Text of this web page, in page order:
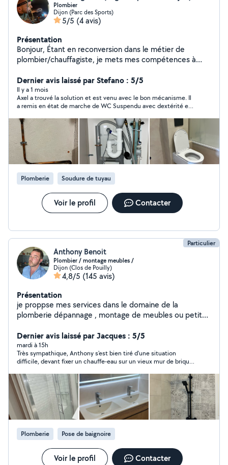
Plombier
Dijon (Parc des Sports)
5/5 (4 avis)
Présentation
Bonjour, Étant en reconversion dans le métier de
plombier/chauffagiste, je mets mes compétences à
polyvalent, je suis également à l'aise dans différents
domaines afin de m'adapter au mieux à vos demandes.
N'hésitez pas à me contacter ! Au plaisir, Axel
Dernier avis laissé par Stefano : 5/5
Il y a 1 mois
Axel a trouvé la solution et est venu avec le bon mécanisme. Il
a remis en état de marche de WC Suspendu avec dextérité et
des anciens mécanisme Nous sommes vraiment satisfaits et
nous Recommandons Prix correct vu le Travail effectué
Sympathique et soigneux ! Bravo à lui ! nous n'hésiterons pas à
faire appel à lui si Besoin
Plomberie Soudure de tuyau
Voir le profil Contacter
Particulier
Anthony Benoit
Plombier / montage meubles /
Dijon (Clos de Pouilly)
4,8/5 (145 avis)
Présentation
je proppse mes services dans le domaine de la
plomberie dépannage , montage de meubles ou petite
ancien plombier de metier je reste a votre service !
Dernier avis laissé par Jacques : 5/5
mardi à 15h
Très sympathique, Anthony s'est bien tiré d'une situation
difficile, devant fixer un chauffe-eau sur un vieux mur de brique.
Plomberie Pose de baignoire
Voir le profil Contacter